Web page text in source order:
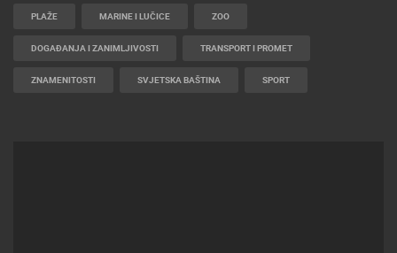
PLAŽE MARINE I LUČICE ZOO
DOGAĐANJA I ZANIMLJIVOSTI TRANSPORT I PROMET
ZNAMENITOSTI SVJETSKA BAŠTINA SPORT